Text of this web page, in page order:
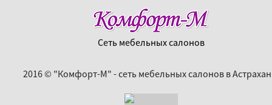
Сеть мебельных салонов
2016 © "Комфорт-М" - сеть мебельных салонов в